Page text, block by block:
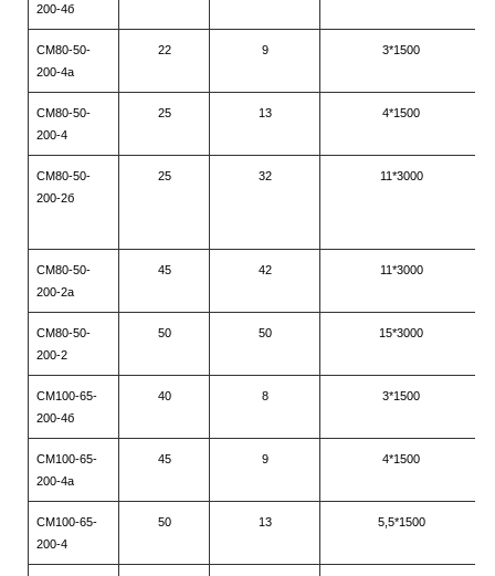
200-4б
СМ80-50-
200-4а
22 9 3*1500
СМ80-50-
200-4
25 13 4*1500
СМ80-50-
200-2б
25 32 11*3000
СМ80-50-
200-2а
45 42 11*3000
СМ80-50-
200-2
50 50 15*3000
СМ100-65-
200-4б
40 8 3*1500
СМ100-65-
200-4а
45 9 4*1500
СМ100-65-
200-4
50 13 5,5*1500